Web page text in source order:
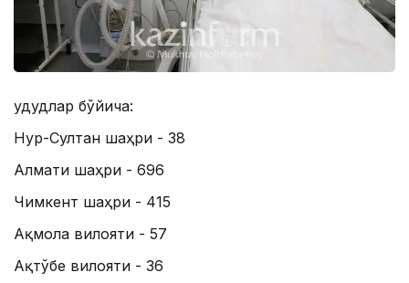
Ҳудудлар бўйича:
Нур-Султан шаҳри - 38
Алмати шаҳри - 696
Чимкент шаҳри - 415
Ақмола вилояти - 57
Ақтўбе вилояти - 36